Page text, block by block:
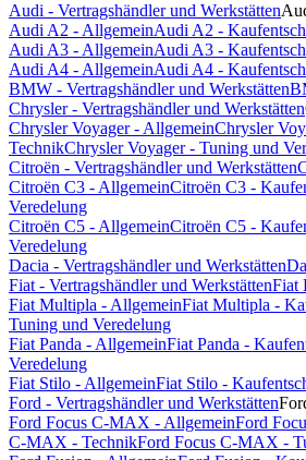
Audi - Vertragshändler und Werkstätten
Audi A2 - AllgemeinAudi A2 -
Audi A3 - AllgemeinAudi A3 -
Audi A4 - AllgemeinAudi A4 -
BMW - Vertragshändler und Werkstätten
Chrysler - Vertragshändler und Werkstätten
Chrysler Voyager - AllgemeinChrysler
TechnikChrysler Voyager - Tuning und
Citroën - Vertragshändler und Werkstätten
Citroën C3 - AllgemeinCitroën C3 -
Veredelung
Citroën C5 - AllgemeinCitroën C5 -
Veredelung
Dacia - Vertragshändler und Werkstätten
Fiat - Vertragshändler und WerkstättenFiat
Fiat Multipla - AllgemeinFiat Multipla -
Tuning und Veredelung
Fiat Panda - AllgemeinFiat Panda -
Veredelung
Fiat Stilo - AllgemeinFiat Stilo -
Ford - Vertragshändler und Werkstätten
Ford Focus C-MAX - AllgemeinFord
C-MAX - TechnikFord Focus C-MAX -